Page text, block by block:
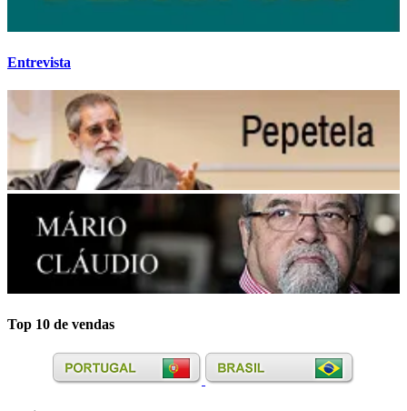
Entrevista
Top 10 de vendas